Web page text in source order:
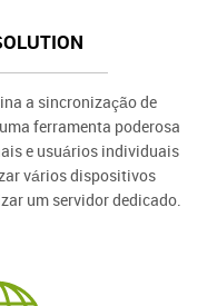
a sincronização de
ferramenta poderosa
e usuários individuais
vários dispositivos
um servidor dedicado.